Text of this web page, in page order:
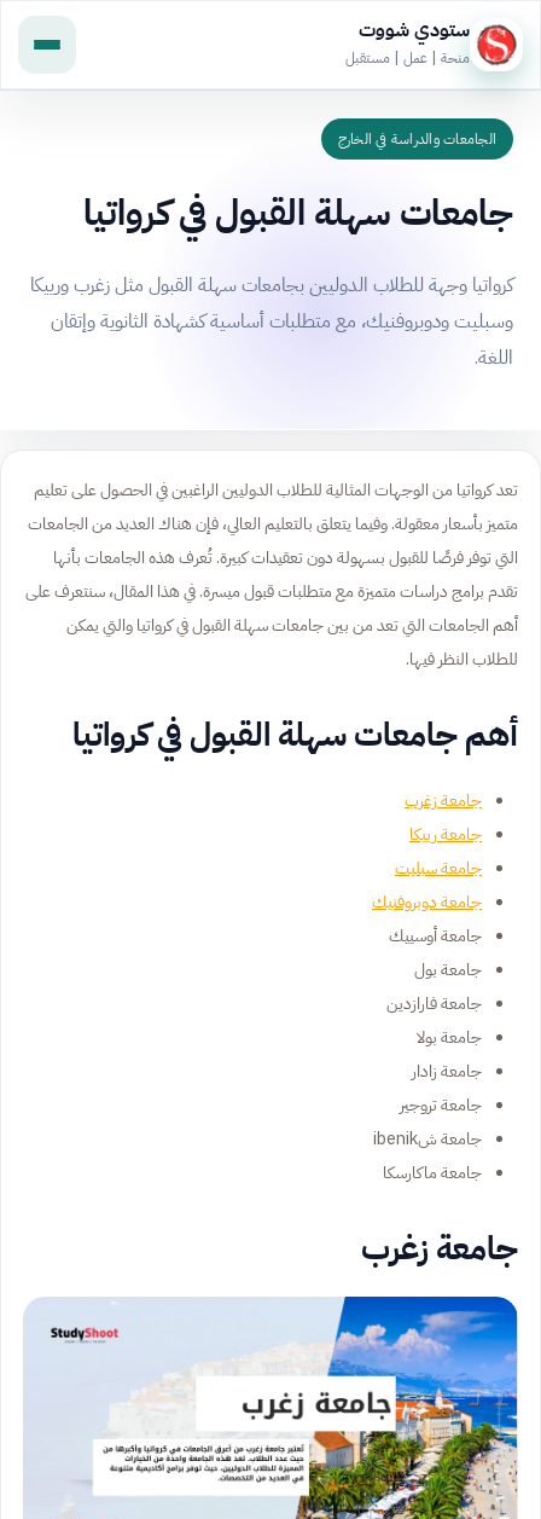
ستودي شووت
منحة | عمل | مستقبل
الجامعات والدراسة في الخارج
جامعات سهلة القبول في كرواتيا
كرواتيا وجهة للطلاب الدوليين بجامعات سهلة القبول مثل زغرب ورييكا
وسبليت ودوبروفنيك، مع متطلبات أساسية كشهادة الثانوية وإتقان
اللغة.
تعد كرواتيا من الوجهات المثالية للطلاب الدوليين الراغبين في الحصول على تعليم
متميز بأسعار معقولة. وفيما يتعلق بالتعليم العالي، فإن هناك العديد من الجامعات
التي توفر فرصًا للقبول بسهولة دون تعقيدات كبيرة. تُعرف هذه الجامعات بأنها
تقدم برامج دراسات متميزة مع متطلبات قبول ميسرة. في هذا المقال، سنتعرف على
أهم الجامعات التي تعد من بين جامعات سهلة القبول في كرواتيا والتي يمكن
للطلاب النظر فيها.
أهم جامعات سهلة القبول في كرواتيا
جامعة زغرب
جامعة رييكا
جامعة سبليت
جامعة دوبروفنيك
جامعة أوسييك
جامعة بول
جامعة فارازدين
جامعة بولا
جامعة زادار
جامعة تروجير
جامعة شibenik
جامعة ماكارسكا
جامعة زغرب